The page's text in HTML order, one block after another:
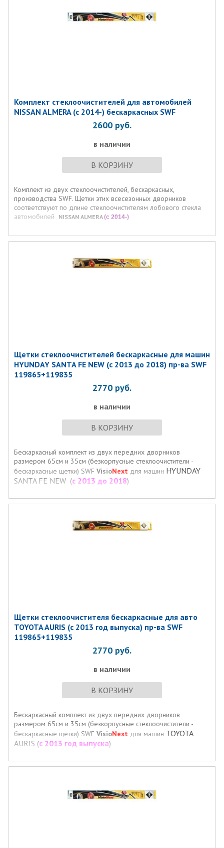
Комплект стеклоочистителей для автомобилей
NISSAN ALMERA (с 2014-) бескаркасных SWF
2600 руб.
в наличии
В КОРЗИНУ
Комплект из двух стеклоочистителей, бескаркасных,
производства SWF. Щетки этих всесезонных дворников
соответствуют по длине стеклоочистителям лобового стекла
автомобилей
NISSAN ALMERA(с 2014-)
Щетки стеклоочистителей бескаркасные для машин
HYUNDAY SANTA FE NEW (с 2013 до 2018) пр-ва SWF
119865+119835
2770 руб.
в наличии
В КОРЗИНУ
Бескаркасный комплект из двух передних дворников
размером 65см и 35см (безкорпусные стеклоочистители -
бескаркасные щетки) SWF VisioNext для машин HYUNDAY
SANTA FE NEW (с 2013 до 2018)
Щетки стеклоочистителя бескаркасные для авто
TOYOTA AURIS (с 2013 год выпуска) пр-ва SWF
119865+119835
2770 руб.
в наличии
В КОРЗИНУ
Бескаркасный комплект из двух передних дворников
размером 65см и 35см (безкорпусные стеклоочистители -
бескаркасные щетки) SWF VisioNext для машин TOYOTA
AURIS (с 2013 год выпуска)